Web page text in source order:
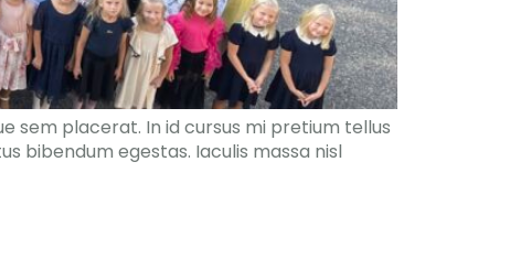
sem placerat. In id cursus mi pretium tellus
bibendum egestas. Iaculis massa nisl